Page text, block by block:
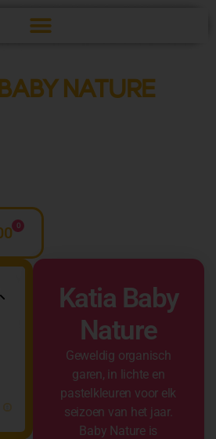
NATURE
0
Katia Baby
Nature
Geweldig organisch
garen, in lichte en
pastelkleuren voor elk
seizoen van het jaar.
Baby Nature is